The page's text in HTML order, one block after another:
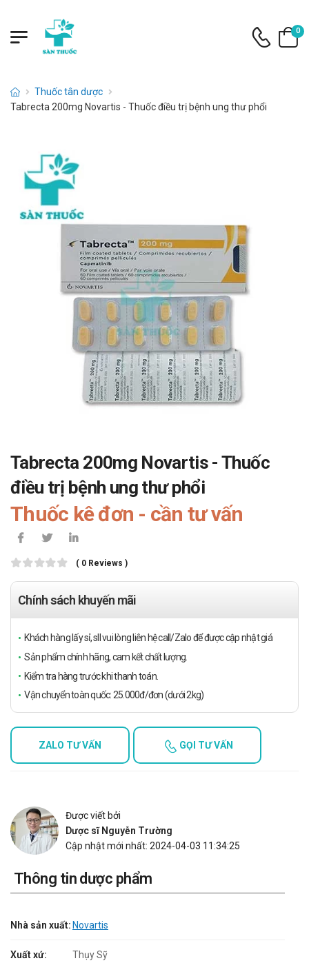
0
Thuốc tân dược
Tabrecta 200mg Novartis - Thuốc điều trị bệnh ung thư phổi
Tabrecta 200mg Novartis - Thuốc
điều trị bệnh ung thư phổi
Thuốc kê đơn - cần tư vấn
( 0 Reviews )
Chính sách khuyến mãi
Khách hàng lấy sỉ, sll vui lòng liên hệ call/Zalo để được cập nhật giá
Sản phẩm chính hãng, cam kết chất lượng.
Kiểm tra hàng trước khi thanh toán.
Vận chuyển toàn quốc: 25.000đ/đơn (dưới 2kg)
ZALO TƯ VẤN GỌI TƯ VẤN
Được viết bởi
Dược sĩ Nguyễn Trường
Cập nhật mới nhất: 2024-04-03 11:34:25
Thông tin dược phẩm
Nhà sản xuất: Novartis
Xuất xứ: Thụy Sỹ